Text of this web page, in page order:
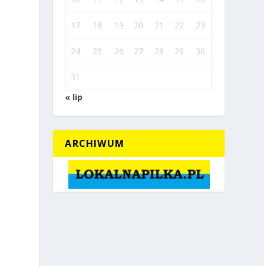
17 18 19 20 21 22 23
24 25 26 27 28 29 30
31
« lip
ARCHIWUM